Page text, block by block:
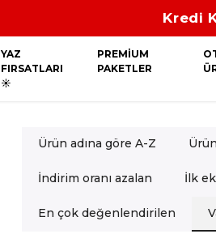
Kredi Kartına Vade
YAZ
FIRSATLARI
☀️
PREMİUM
PAKETLER
Ürün adına göre A-Z
İndirim oranı azalan İlk
En çok değenlendirilen